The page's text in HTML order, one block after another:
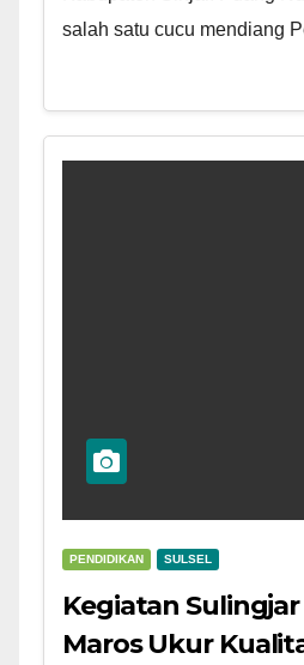
salah satu cucu mendiang
PENDIDIKAN SULSEL
Kegiatan Sulingjar
Maros Ukur